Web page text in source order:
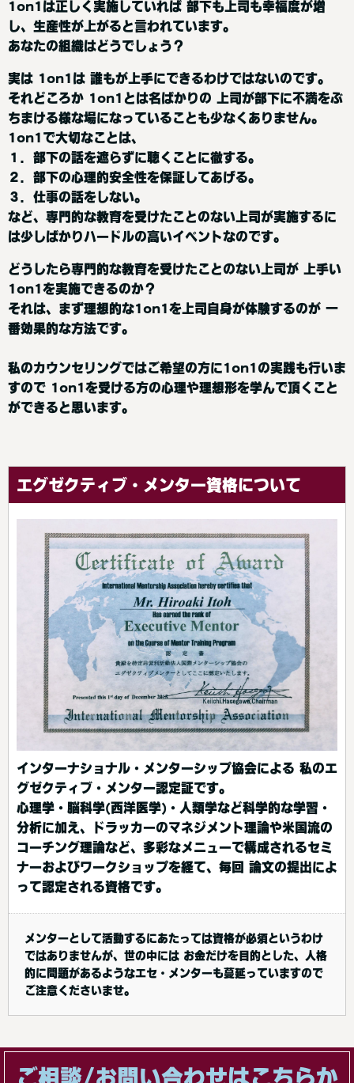
1on1は正しく実施していれば 部下も上司も幸福度が増
し、生産性が上がると言われています。
あなたの組織はどうでしょう？
実は 1on1は 誰もが上手にできるわけではないのです。
それどころか 1on1とは名ばかりの 上司が部下に不満をぶ
ちまける様な場になっていることも少なくありません。
1on1で大切なことは、
１．部下の話を遮らずに聴くことに徹する。
２．部下の心理的安全性を保証してあげる。
３．仕事の話をしない。
など、専門的な教育を受けたことのない上司が実施するに
は少しばかりハードルの高いイベントなのです。
どうしたら専門的な教育を受けたことのない上司が 上手い
1on1を実施できるのか？
それは、まず理想的な1on1を上司自身が体験するのが 一
番効果的な方法です。
私のカウンセリングではご希望の方に1on1の実践も行いま
すので 1on1を受ける方の心理や理想形を学んで頂くこと
ができると思います。
エグゼクティブ・メンター資格について
インターナショナル・メンターシップ協会による 私のエ
グゼクティブ・メンター認定証です。
心理学・脳科学(西洋医学)・人類学など科学的な学習・
分析に加え、ドラッカーのマネジメント理論や米国流の
コーチング理論など、多彩なメニューで構成されるセミ
ナーおよびワークショップを経て、毎回 論文の提出によ
って認定される資格です。
メンターとして活動するにあたっては資格が必須というわけ
ではありませんが、世の中には お金だけを目的とした、人格
的に問題があるようなエセ・メンターも蔓延っていますので
ご注意くださいませ。
ご相談/お問い合わせはこちらか